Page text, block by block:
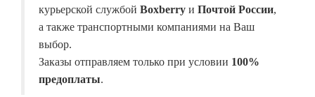
курьерской службой Boxberry и Почтой России,
а также транспортными компаниями на Ваш
выбор.
Заказы отправляем только при условии 100%
предоплаты.